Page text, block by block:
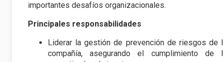
importantes desafíos organizacionales.
Principales responsabilidades
Liderar la gestión de prevención de riesgos de
compañía, asegurando el cumplimiento de